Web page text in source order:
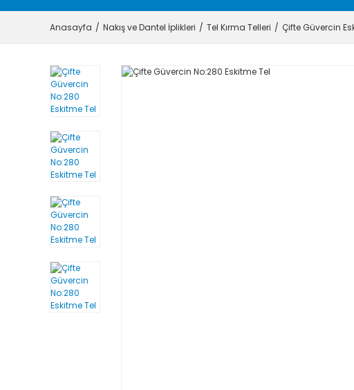
Anasayfa Nakış ve Dantel İplikleri Tel Kırma Telleri Çifte Güvercin